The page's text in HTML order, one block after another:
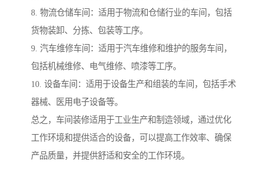
8. 物流仓储车间：适用于物流和仓储行业的车间，包括
货物装卸、分拣、包装等工序。
9. 汽车维修车间：适用于汽车维修和维护的服务车间，
包括机械维修、电气维修、喷漆等工序。
10. 设备车间：适用于设备生产和组装的车间，包括手术
器械、医用电子设备等。
总之，车间装修适用于工业生产和制造领域，通过优化
工作环境和提供适合的设备，可以提高工作效率、确保
产品质量，并提供舒适和安全的工作环境。